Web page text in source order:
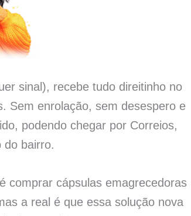
sinal), recebe tudo direitinho no
Sem enrolação, sem desespero e
podendo chegar por Correios,
do bairro.
comprar cápsulas emagrecedoras
a real é que essa solução nova